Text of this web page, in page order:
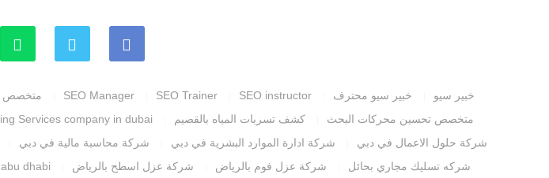
خبير سيو خبير سيو محترف SEO instructor
SEO Trainer
SEO Manager متخصص
متخصص تحسين محركات البحث
كشف تسربات المياه بالقصيم Services company in dubai
شركة حلول الاعمال في دبي
شركة ادارة الموارد البشرية في دبي شركة محاسبة مالية في دبي
شركه تسليك مجاري بحائل
شركة عزل فوم بالرياض شركة عزل اسطح بالرياض dhabi